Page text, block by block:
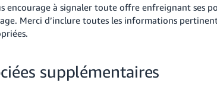
encourage à signaler toute offre enfreignant ses
Merci d’inclure toutes les informations
supplémentaires